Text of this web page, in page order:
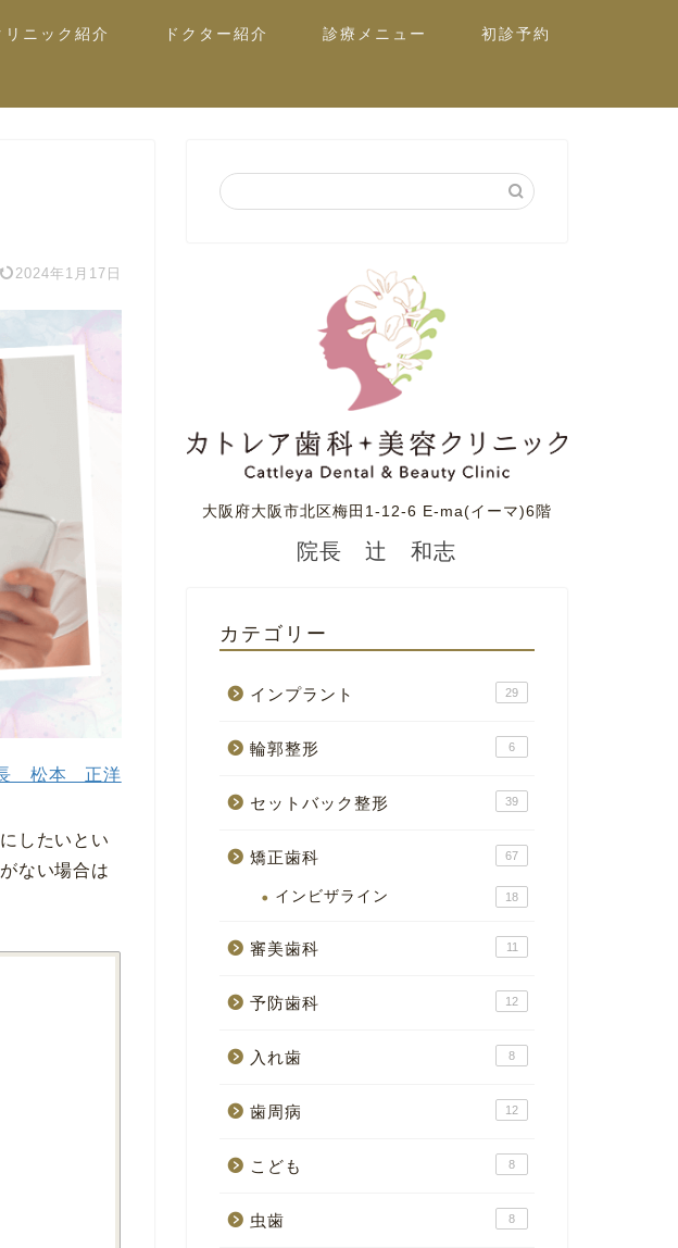
リニック紹介 ドクター紹介 診療メニュー 初診予約
2024年1月17日
長 松本 正洋
したいとい
ない場合は
大阪府大阪市北区梅田1-12-6 E-ma(イーマ)6階
院長 辻 和志
カテゴリー
インプラント 29
輪郭整形 6
セットバック整形 39
矯正歯科 67
インビザライン 18
審美歯科 11
予防歯科 12
入れ歯 8
歯周病 12
こども 8
虫歯 8